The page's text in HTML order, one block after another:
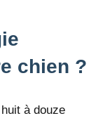
chien ?
à douze